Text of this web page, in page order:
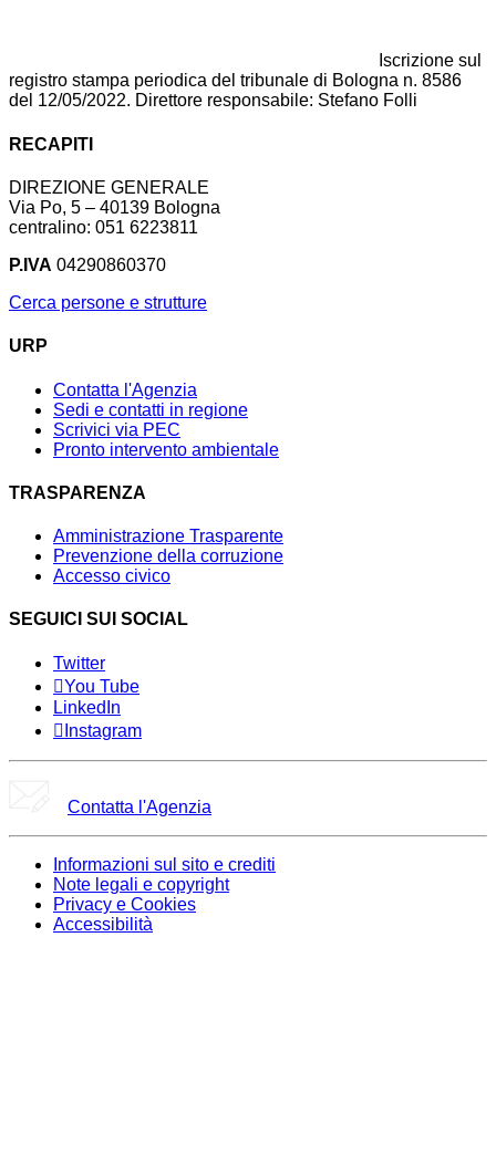
Iscrizione sul
registro stampa periodica del tribunale di Bologna n. 8586
del 12/05/2022. Direttore responsabile: Stefano Folli
RECAPITI
DIREZIONE GENERALE
Via Po, 5 – 40139 Bologna
centralino: 051 6223811
P.IVA 04290860370
Cerca persone e strutture
URP
Contatta l'Agenzia
Sedi e contatti in regione
Scrivici via PEC
Pronto intervento ambientale
TRASPARENZA
Amministrazione Trasparente
Prevenzione della corruzione
Accesso civico
SEGUICI SUI SOCIAL
Twitter
You Tube
LinkedIn
Instagram
Contatta l'Agenzia
Informazioni sul sito e crediti
Note legali e copyright
Privacy e Cookies
Accessibilità